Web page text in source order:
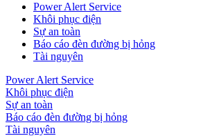
Power Alert Service
Khôi phục điện
Sự an toàn
Báo cáo đèn đường bị hỏng
Tài nguyên
Power Alert Service
Khôi phục điện
Sự an toàn
Báo cáo đèn đường bị hỏng
Tài nguyên